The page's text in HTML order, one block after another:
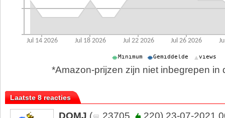
*Amazon-prijzen zijn niet inbegrepen in
Laatste 8 reacties